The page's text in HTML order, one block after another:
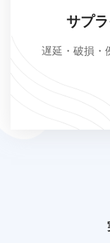
サプ
遅延・破損・